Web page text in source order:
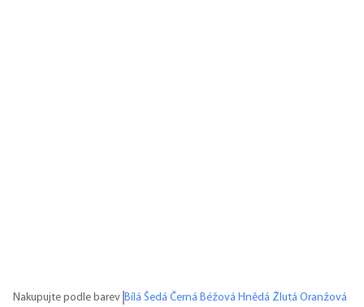
Nakupujte podle barev Bílá Šedá Černá Béžová Hnědá Žlutá Oranžová